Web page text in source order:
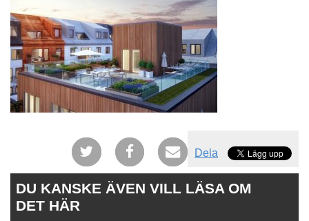
Dela
DU KANSKE ÄVEN VILL LÄSA OM
DET HÄR